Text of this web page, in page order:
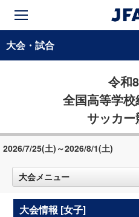
大会・試合
令和
全国高等学
サッカ
2026/7/25(土)～2026/8/1(土)
大会メニュー
大会情報 [女子]